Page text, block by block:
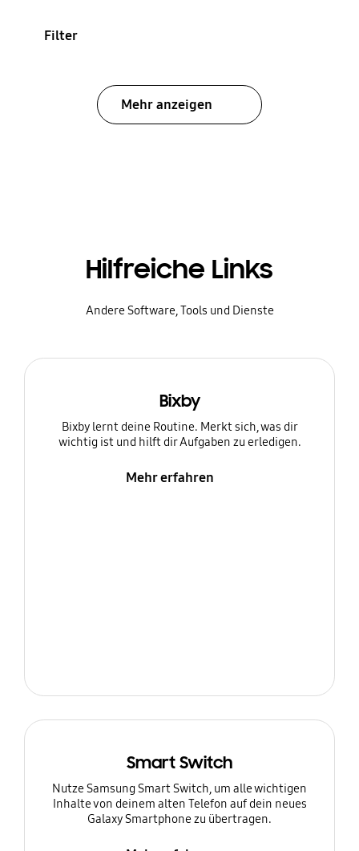
Filter
Mehr anzeigen
Hilfreiche Links
Andere Software, Tools und Dienste
Bixby
Bixby lernt deine Routine. Merkt sich, was dir
wichtig ist und hilft dir Aufgaben zu erledigen.
Mehr erfahren
Smart Switch
Nutze Samsung Smart Switch, um alle wichtigen
Inhalte von deinem alten Telefon auf dein neues
Galaxy Smartphone zu übertragen.